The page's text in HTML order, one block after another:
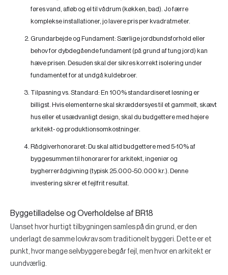
føres vand, afløb og el til vådrum (køkken, bad). Jo færre
komplekse installationer, jo lavere pris per kvadratmeter.
Grundarbejde og Fundament: Særlige jordbundsforhold eller
behov for dybdegående fundament (på grund af tung jord) kan
hæve prisen. Desuden skal der sikres korrekt isolering under
fundamentet for at undgå kuldebroer.
Tilpasning vs. Standard: En 100% standardiseret løsning er
billigst. Hvis elementerne skal skræddersyes til et gammelt, skævt
hus eller et usædvanligt design, skal du budgettere med højere
arkitekt- og produktionsomkostninger.
Rådgiverhonoraret: Du skal altid budgettere med 5-10% af
byggesummen til honorarer for arkitekt, ingeniør og
bygherrerådgivning (typisk 25.000-50.000 kr.). Denne
investering sikrer et fejlfrit resultat.
Byggetilladelse og Overholdelse af BR18
Uanset hvor hurtigt tilbygningen samles på din grund, er den
underlagt de samme lovkrav som traditionelt byggeri. Dette er et
punkt, hvor mange selvbyggere begår fejl, men hvor en arkitekt er
uundværlig.